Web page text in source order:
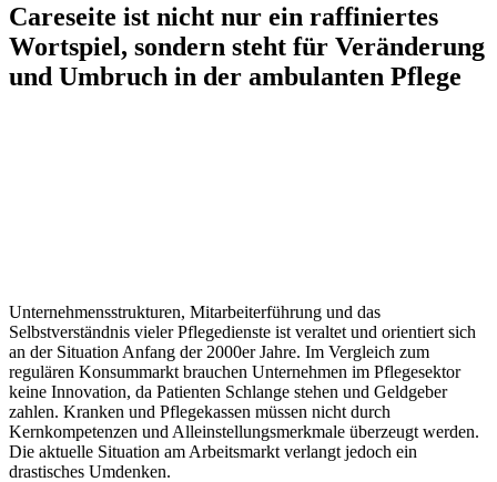
Careseite ist nicht nur ein raffiniertes
Wortspiel, sondern steht für Veränderung
und Umbruch in der ambulanten Pflege
Unternehmensstrukturen, Mitarbeiterführung und das
Selbstverständnis vieler Pflegedienste ist veraltet und orientiert sich
an der Situation Anfang der 2000er Jahre. Im Vergleich zum
regulären Konsummarkt brauchen Unternehmen im Pflegesektor
keine Innovation, da Patienten Schlange stehen und Geldgeber
zahlen. Kranken und Pflegekassen müssen nicht durch
Kernkompetenzen und Alleinstellungsmerkmale überzeugt werden.
Die aktuelle Situation am Arbeitsmarkt verlangt jedoch ein
drastisches Umdenken.